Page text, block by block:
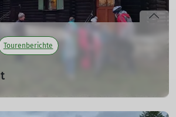
Tourenberichte
auf der Fürstenhöhe